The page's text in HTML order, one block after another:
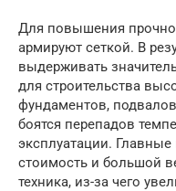
Для повышения
армируют сеткой. В
выдерживать
для строительства
фундаментов,
боятся перепадов
эксплуатации.
стоимость и большой
техника, из-за чего